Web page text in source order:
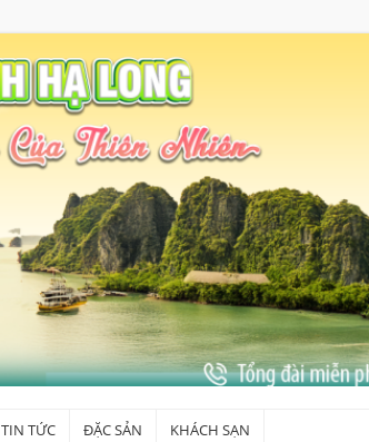
TIN TỨC ĐẶC SẢN KHÁCH SẠN